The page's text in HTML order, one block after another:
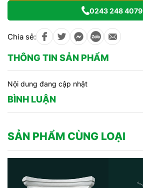
0243 248 4079
Chia sẻ:
THÔNG TIN SẢN PHẨM
Nội dung đang cập nhật
BÌNH LUẬN
SẢN PHẨM CÙNG LOẠI